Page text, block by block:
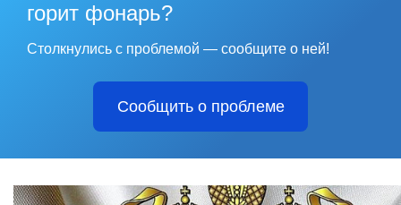
горит фонарь?
Столкнулись с проблемой — сообщите о ней!
Сообщить о проблеме